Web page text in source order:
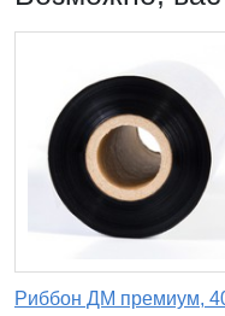
Риббон ДМ премиум,